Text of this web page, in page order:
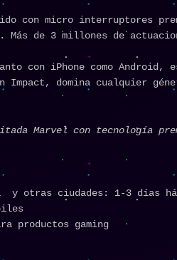
con micro interruptores
Más de 3 millones de
con iPhone como
Impact, domina cualquier
Marvel con tecnología
y otras ciudades: 1-3 días
productos gaming